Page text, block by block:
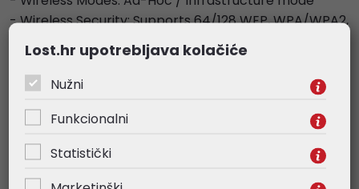
- Wireless Security: Supports 64/128 WEP, WPA/WPA2,
WPA-PSK/WPA2-PSK (TKIP/AES), supports IEEE 802.1X
- Modulation Technology: DBPSK, DQPSK, CCK, OFDM,
16-QAM, 64-QAM
OTHERS
- Package Contents:
* 150Mbps wireless N Nano USB adapter TL-WN725N
* Resource CD
Lost.hr upotrebljava kolačiće
Nužni
Funkcionalni
Statistički